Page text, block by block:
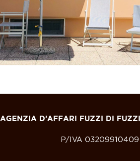
AGENZIA D’AFFARI FUZZI DI
P/IVA